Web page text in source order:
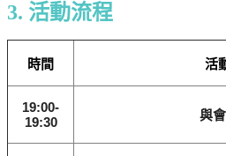
3. 活動流程
時間 活
19:00-
19:30
與